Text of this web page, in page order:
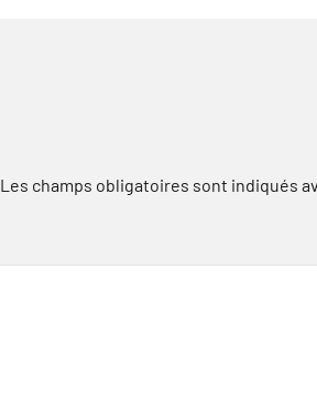
Les champs obligatoires sont indiqués